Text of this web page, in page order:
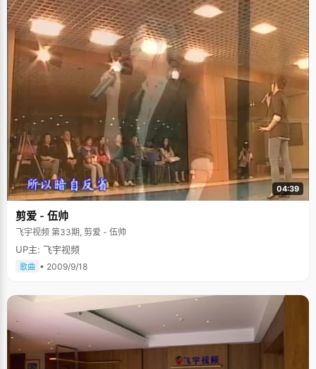
04:39
剪爱 - 伍帅
飞宇视频 第33期, 剪爱 - 伍帅
UP主: 飞宇视频
歌曲 • 2009/9/18